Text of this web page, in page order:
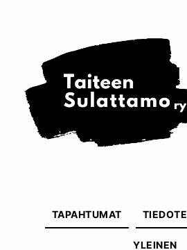
TAPAHTUMAT TIEDOTE
YLEINEN